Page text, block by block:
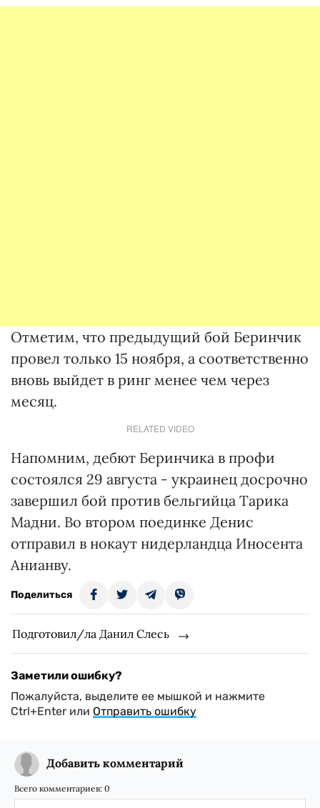
Отметим, что предыдущий бой Беринчик
провел только 15 ноября, а соответственно
вновь выйдет в ринг менее чем через
месяц.
RELATED VIDEO
Напомним, дебют Беринчика в профи
состоялся 29 августа - украинец досрочно
завершил бой против бельгийца Тарика
Мадни. Во втором поединке Денис
отправил в нокаут нидерландца Иносента
Анианву.
Поделиться
Подготовил/ла Данил Слесь
Заметили ошибку?
Пожалуйста, выделите ее мышкой и нажмите
Ctrl+Enter или Отправить ошибку
Добавить комментарий
Всего комментариев: 0